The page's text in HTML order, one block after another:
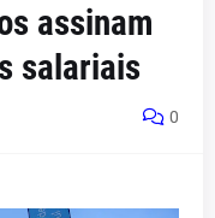
assinam
salariais
0